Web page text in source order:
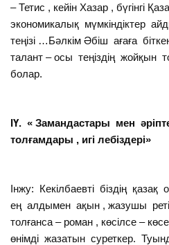
– Тетис , кейін Хазар , бүгінгі
экономикалық мүмкіндіктер
теңізі …Бәлкім Әбіш ағаға
талант – осы теңіздің жойқын
болар.
ІҮ. « Замандастары мен
толғамдары , игі лебіздері»
Інжу: Кекілбаевті біздің
ең алдымен ақын , жазушы
толғанса – роман , көсілсе –
өнімді жазатын суреткер.